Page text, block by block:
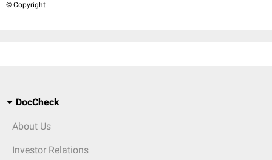
© Copyright
DocCheck
About Us
Investor Relations